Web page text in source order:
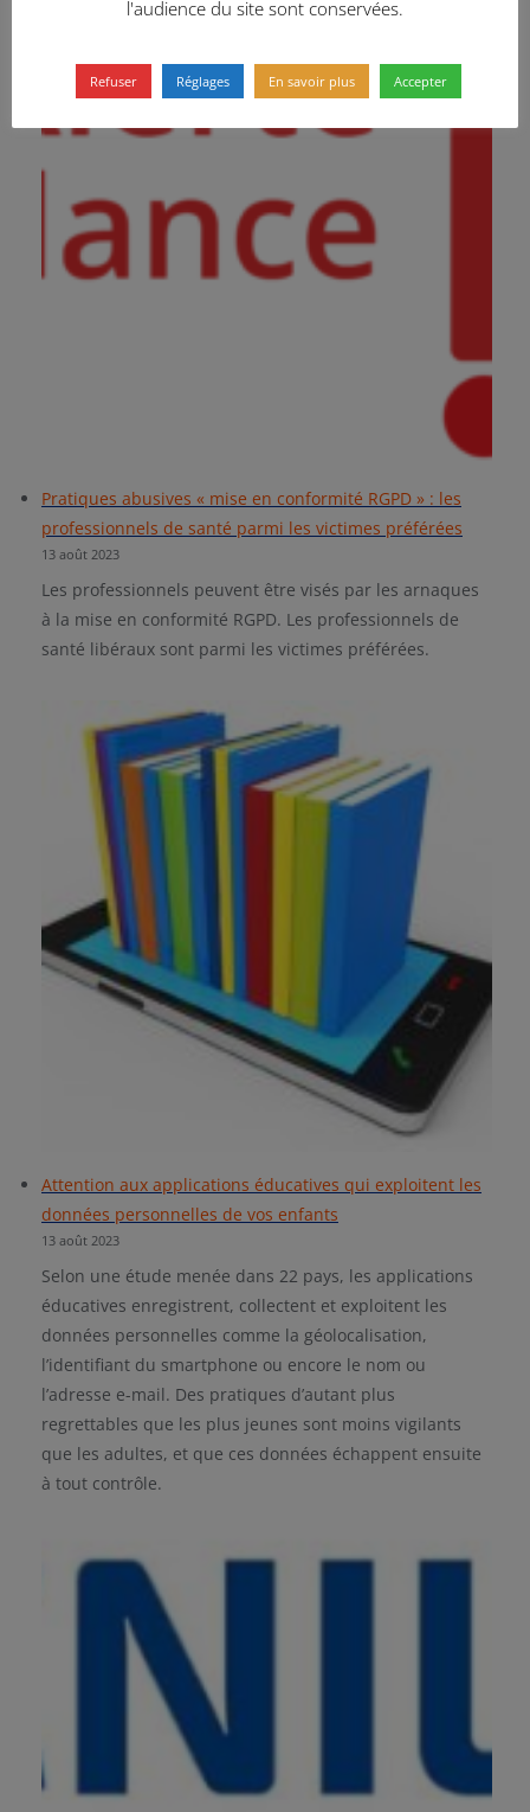
Pratiques abusives « mise en conformité RGPD » : les
professionnels de santé parmi les victimes préférées
13 août 2023
Les professionnels peuvent être visés par les arnaques
à la mise en conformité RGPD. Les professionnels de
santé libéraux sont parmi les victimes préférées.
Attention aux applications éducatives qui exploitent les
données personnelles de vos enfants
13 août 2023
Selon une étude menée dans 22 pays, les applications
éducatives enregistrent, collectent et exploitent les
données personnelles comme la géolocalisation,
l’identifiant du smartphone ou encore le nom ou
l’adresse e-mail. Des pratiques d’autant plus
regrettables que les plus jeunes sont moins vigilants
que les adultes, et que ces données échappent ensuite
à tout contrôle.
l'audience du site sont conservées.
Refuser Réglages En savoir plus Accepter